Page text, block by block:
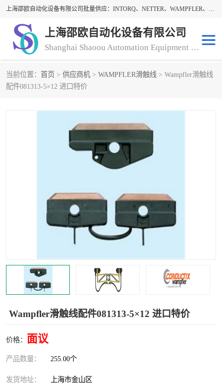
上海邵欧自动化设备有限公司批量供应：INTORQ、NETTER、WAMPFLER、WARNER、WICHITA、三菱离合器、warner离合器、NETTER振动器、WAMPFLER滑触线。上海邵欧自动化设备有限公司提供创新技术与产品解决方案，让客户享有高性价比，优质的产品和服务，我们坚持以持续技术和服务创新为客户不断创造价值。欢迎来电咨询！
上海邵欧自动化设备有限公司
Shanghai Shaoou Automation Equipment Co., Ltd
当前位置： 首页 > 供应商机 > WAMPFLER滑触线 > Wampfler滑触线
配件081313-5×12 进口特价
Wampfler滑触线配件081313-5×12 进口特价
价格： 面议
产品数量： 255.00个
发货地址： 上海市金山区
warner离合器
NETTER振动器 minarik
DAYTON
MACH III离合器 CLEVELAND
STEARNS制动器
WICHITA Cleveland 张力控制器
Warner Linear